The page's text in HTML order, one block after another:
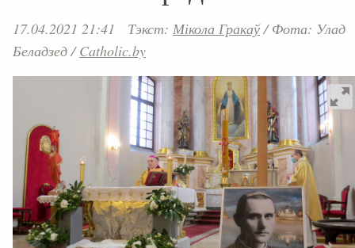
17.04.2021 21:41 Тэкст: Мікола Гракаў/Фота: Улад
Беладзед/Catholic.by